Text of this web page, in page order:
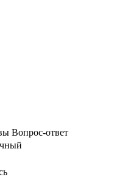
Вопрос-ответ